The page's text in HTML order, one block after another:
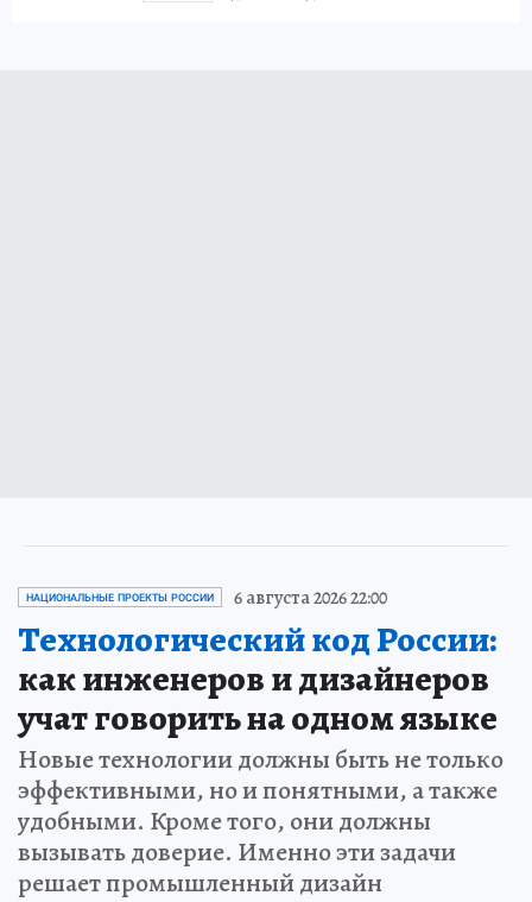
НАЦИОНАЛЬНЫЕ ПРОЕКТЫ РОССИИ 6 августа 2026 22:00
Технологический код России:
как инженеров и дизайнеров
учат говорить на одном языке
Новые технологии должны быть не только
эффективными, но и понятными, а также
удобными. Кроме того, они должны
вызывать доверие. Именно эти задачи
решает промышленный дизайн